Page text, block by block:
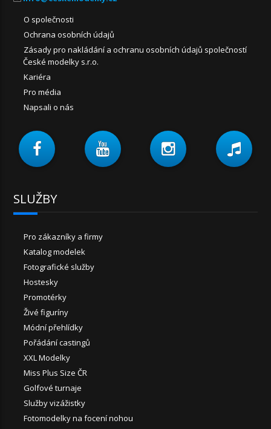
O společnosti
Ochrana osobních údajů
Zásady pro nakládání a ochranu osobních údajů společností
České modelky s.r.o.
Kariéra
Pro média
Napsali o nás
SLUŽBY
Pro zákazníky a firmy
Katalog modelek
Fotografické služby
Hostesky
Promotérky
Živé figuríny
Módní přehlídky
Pořádání castingů
XXL Modelky
Miss Plus Size ČR
Golfové turnaje
Služby vizážistky
Fotomodelky na focení nohou